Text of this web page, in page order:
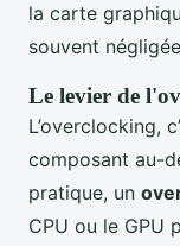
la carte
souvent
Le levier de
L’overclocking,
composant au-
pratique, un
CPU ou le GPU